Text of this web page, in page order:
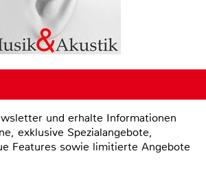
und erhalte Informationen
exklusive Spezialangebote,
Features sowie limitierte Angebote